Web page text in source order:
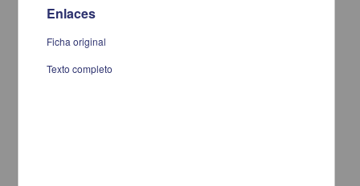
Enlaces
Ficha original
Texto completo